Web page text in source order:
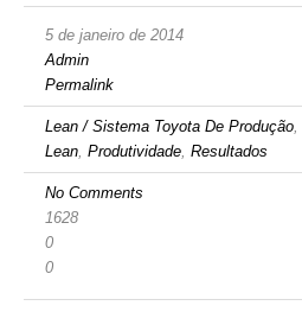
5 de janeiro de 2014
Admin
Permalink
Lean / Sistema Toyota De Produção,
Lean, Produtividade, Resultados
No Comments
1628
0
0